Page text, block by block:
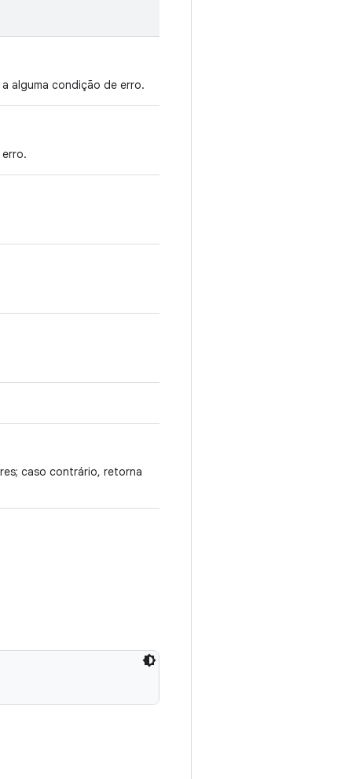
alguma condição de erro.
caso contrário, retorna